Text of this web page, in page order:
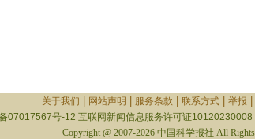
关于我们 网站声明 服务条款 联系方式| 举报
07017567号-12 互联网新闻信息服务许可证10120230008
Copyright @ 2007-2026 中国科学报社 All Rights